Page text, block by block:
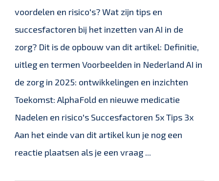
voordelen en risico's? Wat zijn tips en
succesfactoren bij het inzetten van AI in de
zorg? Dit is de opbouw van dit artikel: Definitie,
uitleg en termen Voorbeelden in Nederland AI in
de zorg in 2025: ontwikkelingen en inzichten
Toekomst: AlphaFold en nieuwe medicatie
Nadelen en risico's Succesfactoren 5x Tips 3x
Aan het einde van dit artikel kun je nog een
reactie plaatsen als je een vraag ...